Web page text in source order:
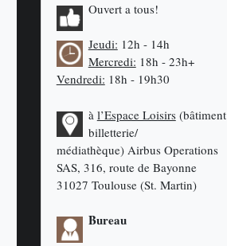
Ouvert a tous!
Jeudi: 12h - 14h
Mercredi: 18h - 23h+
Vendredi: 18h - 19h30
à l’Espace Loisirs(bâtiment
billetterie/
médiathèque) Airbus Operations
SAS, 316, route de Bayonne
31027 Toulouse (St. Martin)
Bureau